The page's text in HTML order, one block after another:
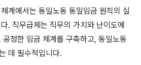
계에서는 동일노동 동일임금 원칙의 실
. 직무급제는 직무의 가치와 난이도에
정한 임금 체계를 구축하고, 동일노동
데 필수적입니다.